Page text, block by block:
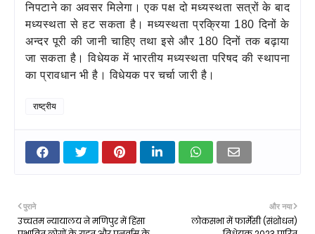
निपटाने का अवसर मिलेगा। एक पक्ष दो मध्यस्थता सत्रों के बाद
मध्यस्थता से हट सकता है। मध्यस्थता प्रक्रिया 180 दिनों के
अन्‍दर पूरी की जानी चाहिए तथा इसे और 180 दिनों तक बढ़ाया
जा सकता है। विधेयक में भारतीय मध्यस्थता परिषद की स्थापना
का प्रावधान भी है। विधेयक पर चर्चा जारी है।
राष्ट्रीय
और नया
लोकसभा में फार्मेसी (संशोधन)
पुराने
उच्चतम न्यायालय ने मणिपुर में हिंसा